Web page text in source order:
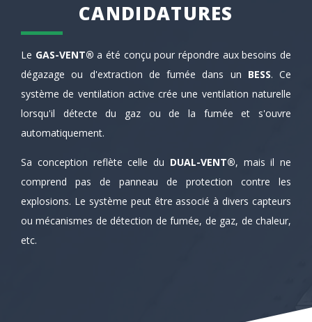
CANDIDATURES
Le GAS-VENT® a été conçu pour répondre aux besoins de
dégazage ou d'extraction de fumée dans un BESS. Ce
système de ventilation active crée une ventilation naturelle
lorsqu'il détecte du gaz ou de la fumée et s'ouvre
automatiquement.
Sa conception reflète celle du DUAL-VENT®, mais il ne
comprend pas de panneau de protection contre les
explosions. Le système peut être associé à divers capteurs
ou mécanismes de détection de fumée, de gaz, de chaleur,
etc.